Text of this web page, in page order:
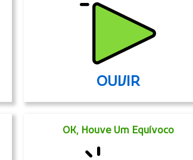
OUVIR
OK, Houve Um Equívoco